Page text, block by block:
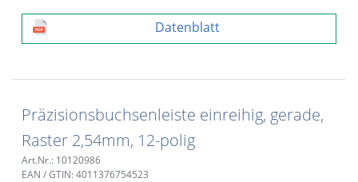
Datenblatt
Präzisionsbuchsenleiste einreihig, gerade,
Raster 2,54mm, 12-polig
Art.Nr.: 10120986
EAN / GTIN: 4011376754523